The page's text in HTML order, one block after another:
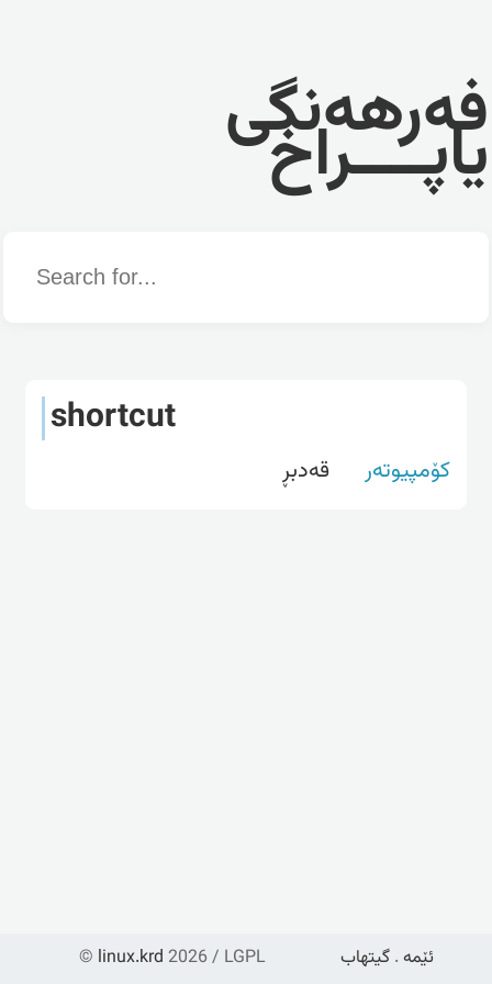
فەرهەنگی
یاپــــراخ
Word
shortcut
کۆمپیوتەر قه‌دبڕ
© linux.krd 2026 / LGPL ئێمە . گیتهاب